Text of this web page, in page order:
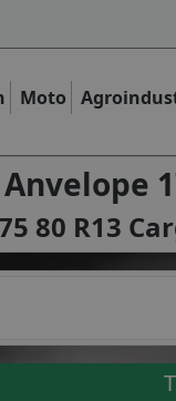
Moto
Anvelope
80 R13